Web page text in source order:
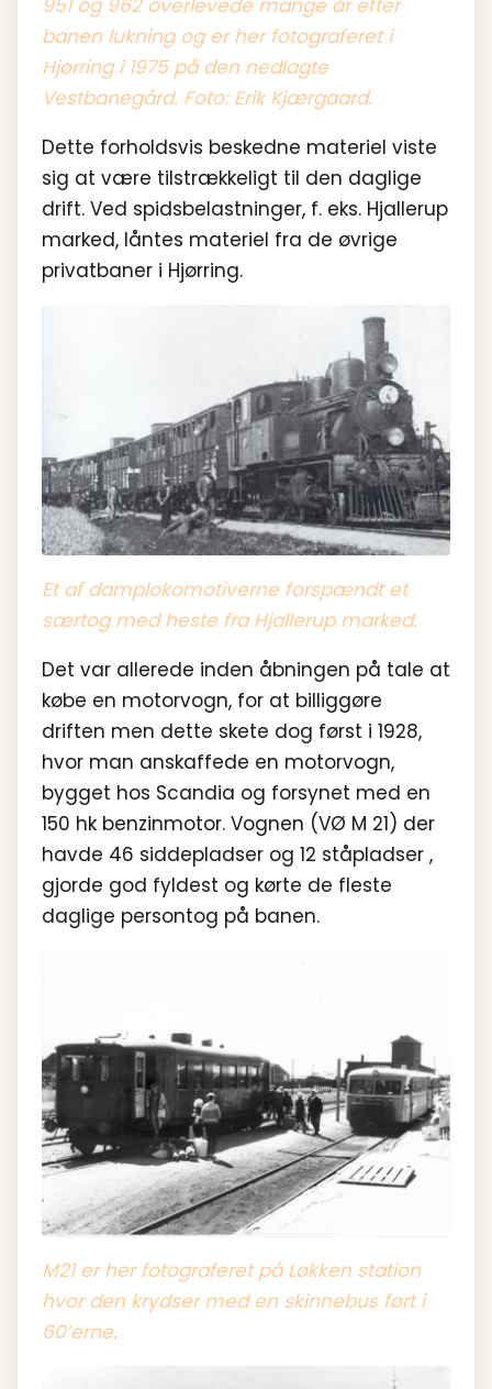
951 og 962 overlevede mange år efter
banen lukning og er her fotograferet i
Hjørring i 1975 på den nedlagte
Vestbanegård. Foto: Erik Kjærgaard.
Dette forholdsvis beskedne materiel viste
sig at være tilstrækkeligt til den daglige
drift. Ved spidsbelastninger, f. eks. Hjallerup
marked, låntes materiel fra de øvrige
privatbaner i Hjørring.
Et af damplokomotiverne forspændt et
særtog med heste fra Hjallerup marked.
Det var allerede inden åbningen på tale at
købe en motorvogn, for at billiggøre
driften men dette skete dog først i 1928,
hvor man anskaffede en motorvogn,
bygget hos Scandia og forsynet med en
150 hk benzinmotor. Vognen (VØ M 21) der
havde 46 siddepladser og 12 ståpladser ,
gjorde god fyldest og kørte de fleste
daglige persontog på banen.
M21 er her fotograferet på Løkken station
hvor den krydser med en skinnebus ført i
60’erne.